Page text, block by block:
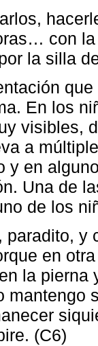
con
la silla
En los
visibles,
a
y en
Una de
de los
paradito, y
en
la pierna
mantengo
(C6)